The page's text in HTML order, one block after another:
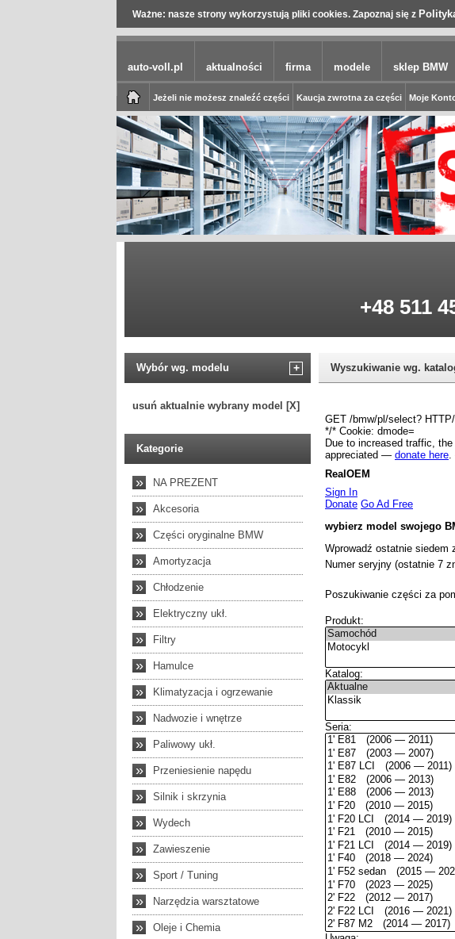
Ważne: nasze strony wykorzystują pliki cookies. Zapoznaj się z
auto-voll.pl aktualności firma modele sklep BMW
Jeżeli nie możesz znaleźć części Kaucja zwrotna za części Moje
+48 511
Wybór wg. modelu +
usuń aktualnie wybrany model [X]
Kategorie
» NA PREZENT
» Akcesoria
» Części oryginalne BMW
» Amortyzacja
» Chłodzenie
» Elektryczny ukł.
» Filtry
» Hamulce
» Klimatyzacja i ogrzewanie
» Nadwozie i wnętrze
» Paliwowy ukł.
» Przeniesienie napędu
» Silnik i skrzynia
» Wydech
» Zawieszenie
» Sport / Tuning
» Narzędzia warsztatowe
» Oleje i Chemia
Wyszukiwanie wg.